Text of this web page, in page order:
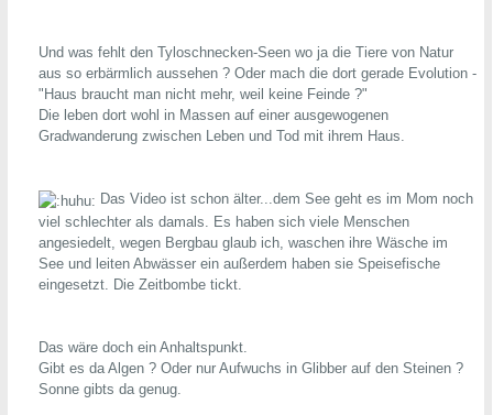
Und was fehlt den Tyloschnecken-Seen wo ja die Tiere von Natur
aus so erbärmlich aussehen ? Oder mach die dort gerade Evolution -
"Haus braucht man nicht mehr, weil keine Feinde ?"
Die leben dort wohl in Massen auf einer ausgewogenen
Gradwanderung zwischen Leben und Tod mit ihrem Haus.
Das Video ist schon älter...dem See geht es im Mom noch
viel schlechter als damals. Es haben sich viele Menschen
angesiedelt, wegen Bergbau glaub ich, waschen ihre Wäsche im
See und leiten Abwässer ein außerdem haben sie Speisefische
eingesetzt. Die Zeitbombe tickt.
Das wäre doch ein Anhaltspunkt.
Gibt es da Algen ? Oder nur Aufwuchs in Glibber auf den Steinen ?
Sonne gibts da genug.